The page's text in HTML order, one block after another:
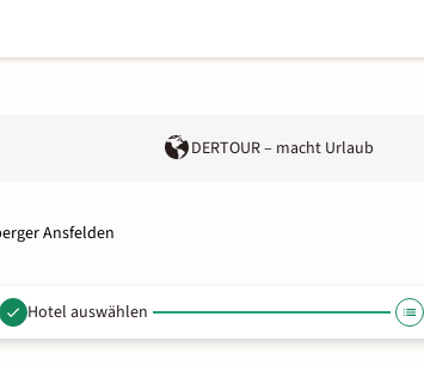
DERTOUR – macht Urlaub
Ansfelden
Hotel auswählen